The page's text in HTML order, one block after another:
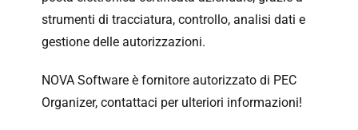
strumenti di tracciatura, controllo, analisi dati e
gestione delle autorizzazioni.
NOVA Software è fornitore autorizzato di PEC
Organizer,contattaci per ulteriori informazioni!